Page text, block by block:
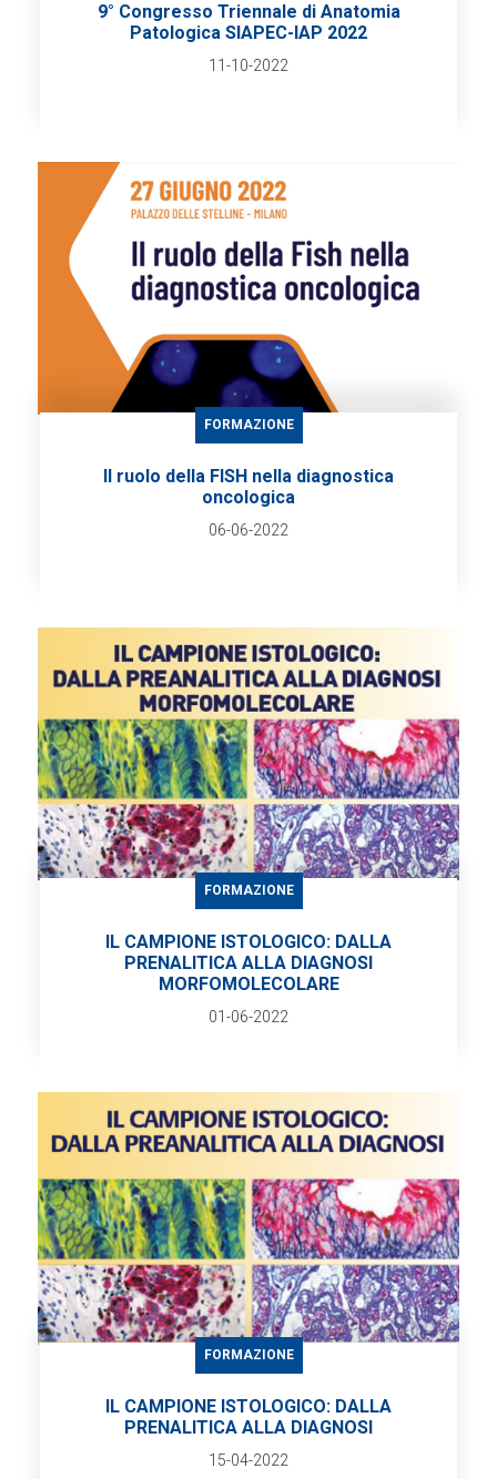
9° Congresso Triennale di Anatomia
Patologica SIAPEC-IAP 2022
11-10-2022
FORMAZIONE
Il ruolo della FISH nella diagnostica
oncologica
06-06-2022
FORMAZIONE
IL CAMPIONE ISTOLOGICO: DALLA
PRENALITICA ALLA DIAGNOSI
MORFOMOLECOLARE
01-06-2022
FORMAZIONE
IL CAMPIONE ISTOLOGICO: DALLA
PRENALITICA ALLA DIAGNOSI
15-04-2022